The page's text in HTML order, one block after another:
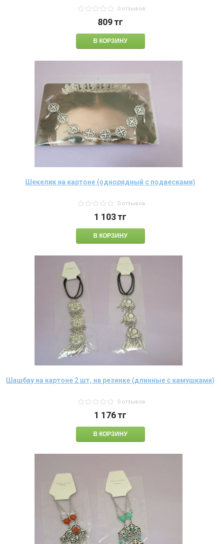
0 отзывов
809тг
Шекелик на картоне (однорядный с подвесками)
0 отзывов
1 103тг
Шашбау на картоне 2 шт, на резинке (длинные с камушками)
0 отзывов
1 176тг